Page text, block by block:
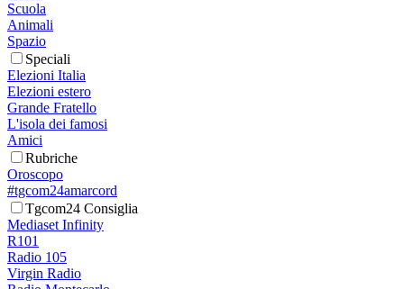
Scuola
Animali
Spazio
Speciali
Elezioni Italia
Elezioni estero
Grande Fratello
L'isola dei famosi
Amici
Rubriche
Oroscopo
#tgcom24amarcord
Tgcom24 Consiglia
Mediaset Infinity
R101
Radio 105
Virgin Radio